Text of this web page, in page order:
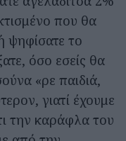
που θα
ψηφίσατε το
όσο εσείς θα
«ρε παιδιά,
γιατί έχουμε
την καράφλα του